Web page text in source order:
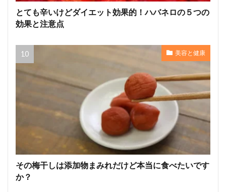
とても辛いけどダイエット効果的！ハバネロの５つの
効果と注意点
美容と健康
その梅干しは添加物まみれだけど本当に食べたいです
か？